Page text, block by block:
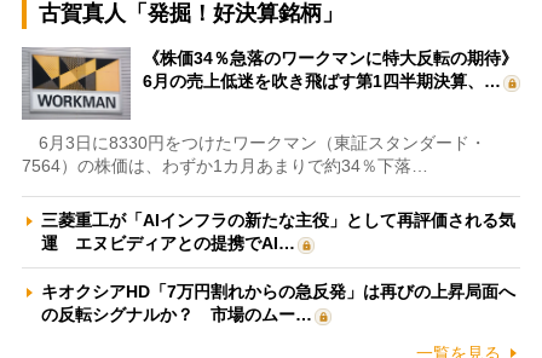
古賀真人「発掘！好決算銘柄」
《株価34％急落のワークマンに特大反転の期待》
6月の売上低迷を吹き飛ばす第1四半期決算、…
6月3日に8330円をつけたワークマン（東証スタンダード・
7564）の株価は、わずか1カ月あまりで約34％下落…
三菱重工が「AIインフラの新たな主役」として再評価される気
運 エヌビディアとの提携でAI…
キオクシアHD「7万円割れからの急反発」は再びの上昇局面へ
の反転シグナルか？ 市場のムー…
一覧を見る